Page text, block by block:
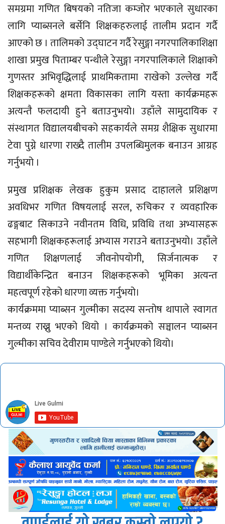
समग्रमा गणित बिषयको नतिजा कम्जोर भएकाले सुधारका
लागि प्याब्सनले बर्सेनि शिक्षकहरुलाई तालीम प्रदान गर्दै
आएको छ । तालिमको उद्घाटन गर्दै रेसुङ्गा नगरपालिकाशिक्षा
शाखा प्रमुख पिताम्बर पन्थीले रेसुङ्गा नगरपालिकाले शिक्षाको
गुणस्तर अभिवृद्धिलाई प्राथमिकतामा राखेको उल्लेख गर्दै
शिक्षकहरूको क्षमता विकासका लागि यस्ता कार्यक्रमहरू
अत्यन्तै फलदायी हुने बताउनुभयो। उहाँले सामुदायिक र
संस्थागत विद्यालयबीचको सहकार्यले समग्र शैक्षिक सुधारमा
टेवा पुग्ने धारणा राख्दै तालीम उपलब्धिमुलक बनाउन आग्रह
गर्नुभयो ।
प्रमुख प्रशिक्षक लेखक हुकुम प्रसाद दाहालले प्रशिक्षण
अवधिभर गणित विषयलाई सरल, रुचिकर र व्यवहारिक
ढङ्गबाट सिकाउने नवीनतम विधि, प्रविधि तथा अभ्यासहरू
सहभागी शिक्षकहरूलाई अभ्यास गराउने बताउनुभयो। उहाँले
गणित शिक्षणलाई जीवनोपयोगी, सिर्जनात्मक र
विद्यार्थीकेन्द्रित बनाउन शिक्षकहरूको भूमिका अत्यन्त
महत्वपूर्ण रहेको धारणा व्यक्त गर्नुभयो।
कार्यक्रममा प्याब्सन गुल्मीका सदस्य सन्तोष थापाले स्वागत
मन्तव्य राख्नु भएको थियो । कार्यक्रमको सञ्चालन प्याब्सन
गुल्मीका सचिव देवीराम पाण्डेले गर्नुभएको थियो।